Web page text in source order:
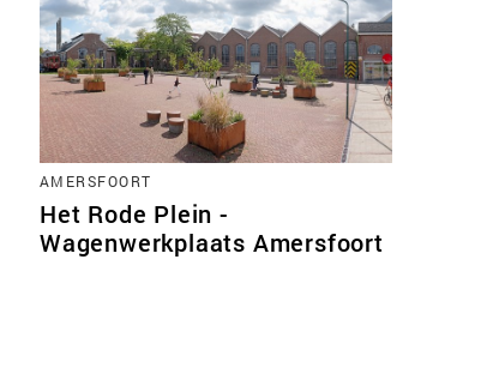
AMERSFOORT
Het Rode Plein -
Wagenwerkplaats Amersfoort